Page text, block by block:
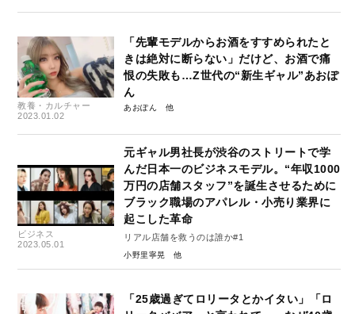
教養・カルチャー
2023.01.02
「先輩モデルからお酒をすすめられたと
きは絶対に断らない」だけど、お酒で痛
恨の失敗も…Z世代の“新生ギャル”あおぽ
ん
あおぽん
ビジネス
2023.05.01
元ギャル男社長が渋谷のストリートで学
んだ日本一のビジネスモデル。“年収1000
万円の店舗スタッフ”を誕生させるために
ブラック職場のアパレル・小売り業界に
起こした革命
リアル店舗を救うのは誰か#1
小野里寧晃
「25歳過ぎてロリータとかイタい」「ロ